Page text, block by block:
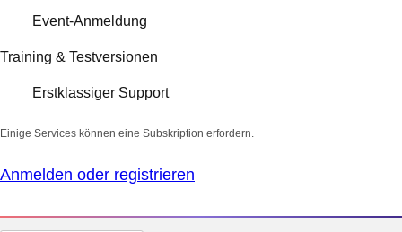
Event-Anmeldung
Training & Testversionen
Erstklassiger Support
Einige Services können eine Subskription erfordern.
Anmelden oder registrieren